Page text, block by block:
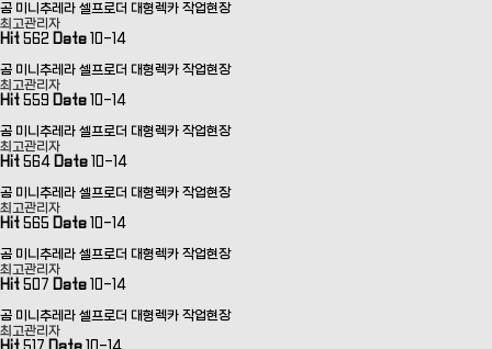
곰 미니추레라 셀프로더 대형렉카 작업현장
최고관리자
Hit 562 Date 10-14
곰 미니추레라 셀프로더 대형렉카 작업현장
최고관리자
Hit 559 Date 10-14
곰 미니추레라 셀프로더 대형렉카 작업현장
최고관리자
Hit 564 Date 10-14
곰 미니추레라 셀프로더 대형렉카 작업현장
최고관리자
Hit 565 Date 10-14
곰 미니추레라 셀프로더 대형렉카 작업현장
최고관리자
Hit 507 Date 10-14
곰 미니추레라 셀프로더 대형렉카 작업현장
최고관리자